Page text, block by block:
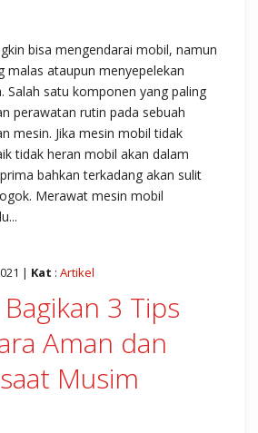
bisa mengendarai mobil, namun
malas ataupun menyepelekan
Salah satu komponen yang paling
perawatan rutin pada sebuah
mesin. Jika mesin mobil tidak
tidak heran mobil akan dalam
bahkan terkadang akan sulit
Merawat mesin mobil
| Kat : Artikel
3 Tips
Aman dan
Musim